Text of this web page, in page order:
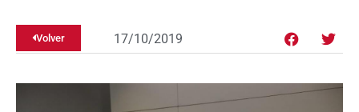
Volver 17/10/2019